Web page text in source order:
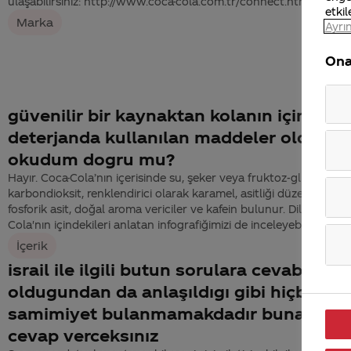
Marka
güvenilir bir kaynaktan kolanın içinde
deterjanda kullanılan maddeler
okudum dogru mu?
Hayır. Coca-Cola’nın içerisinde su, şeker veya fruktoz-glikoz
karbondioksit, renklendirici olarak karamel, asitliği düzenleyici
fosforik asit, doğal aroma vericiler ve kafein bulunur. Dilerseniz
Cola'nın içindekileri anlatan infografiğimizi de inceleyebilirsiniz.
İçerik
israil ile ilgili butun sorulara cevabınız
oldugundan da anlaşıldıgı gibi hiçbir
samimiyet bulanmamakdadır buna nasıl
cevap verceksınız